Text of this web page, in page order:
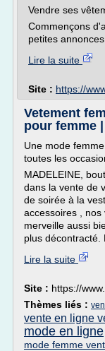
Vendre ses
Commençons
petites
Lire la suite
Site : https://
Vetement
pour femme
Une mode
toutes les
MADELEINE,
dans la vente de
de soirée à la
accessoires ,
merveille aussi
plus décontracté.
Lire la suite
Site : https://
Thèmes liés :
vente en ligne
mode en ligne
mode femme